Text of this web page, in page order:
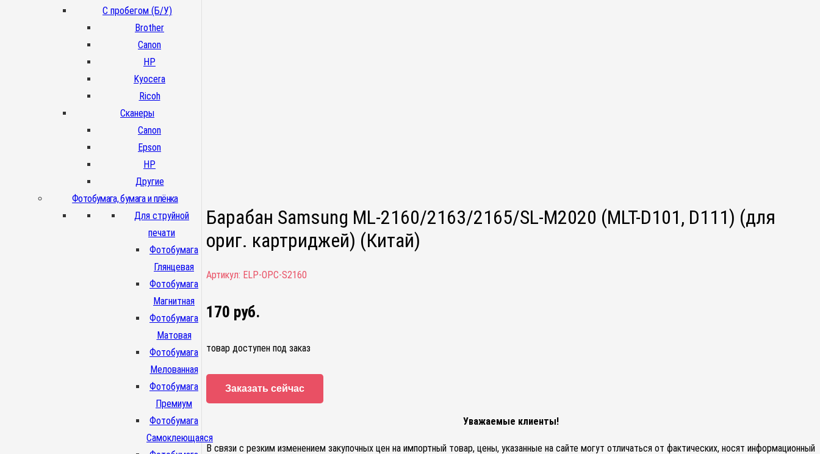
С пробегом (Б/У)
Brother
Canon
HP
Kyocera
Ricoh
Сканеры
Canon
Epson
HP
Другие
Фотобумага, бумага и плёнка
Для струйной
печати
Фотобумага
Глянцевая
Фотобумага
Магнитная
Фотобумага
Матовая
Фотобумага
Мелованная
Фотобумага
Премиум
Фотобумага
Самоклеющаяся
Барабан Samsung ML-2160/2163/2165/SL-M2020 (MLT-D101, D111) (для
ориг. картриджей) (Китай)
Артикул: ELP-OPC-S2160
170 руб.
товар доступен под заказ
Заказать сейчас
Уважаемые клиенты!
В связи с резким изменением закупочных цен на импортный товар, цены, указанные на сайте могут отличаться от фактических, носят информационный